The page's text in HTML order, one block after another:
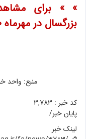
» » برای
بزرگسال در مهرماه 1400
منبع: واحد
کد خبر : ۳,۷۸۳
پایان خبر/
لینک خبر